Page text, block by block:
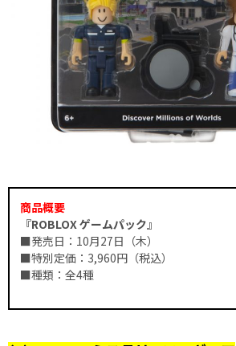
商品概要
『ROBLOX ゲームパック』
■発売日：10月27日（木）
■特別定価：3,960円（税込）
■種類：全4種